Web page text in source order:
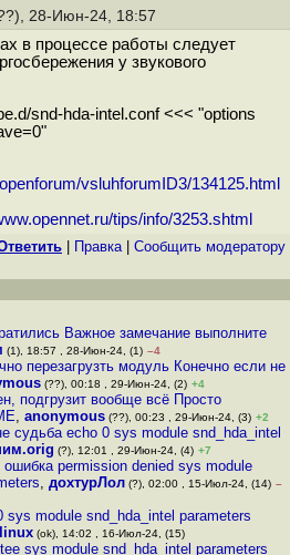
28-Июн-24, 18:57
в процессе работы следует
у звукового
snd-hda-intel.conf <<< "options
vsluhforumID3/134125.html
tips/info/3253.shtml
Правка| Cообщить модератору
Важное замечание выполните
(1), 18:57 , 28-Июн-24, (1) –4
перезагрузть модуль Конечно если не
(??), 00:18 , 29-Июн-24, (2) +4
подгрузит вообще всё Просто
, anonymous(??), 00:23 , 29-Июн-24, (3) +2
судьба echo 0 sys module snd_hda_intel
(?), 12:01 , 29-Июн-24, (4) +7
permission denied sys module
, дохтурЛол(?), 02:00 , 15-Июл-24, (14) –
sys module snd_hda_intel parameters
(ok), 14:02 , 16-Июл-24, (15)
sys module snd_hda_intel parameters